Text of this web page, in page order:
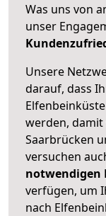
Was uns von
unser
Unsere
darauf, dass
werden, damit
Saarbrücken
versuchen
notwendigen
verfügen, um
nach